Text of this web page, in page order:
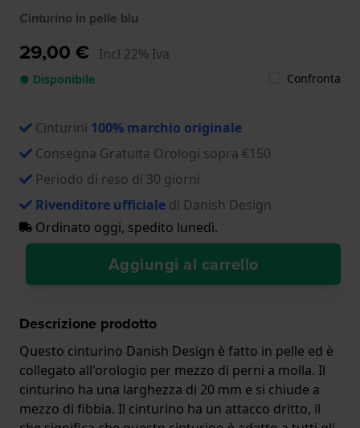
Cinturino in pelle blu
29,00 € Incl 22% Iva
● Disponibile Confronta
Cinturini 100% marchio originale
Consegna Gratuita Orologi sopra €150
Periodo di reso di 30 giorni
Rivenditore ufficiale di Danish Design
Ordinato oggi, spedito lunedì.
Aggiungi al carrello
Descrizione prodotto
Questo cinturino Danish Design è fatto in pelle ed è
collegato all'orologio per mezzo di perni a molla. Il
cinturino ha una larghezza di 20 mm e si chiude a
mezzo di fibbia. Il cinturino ha un attacco dritto, il